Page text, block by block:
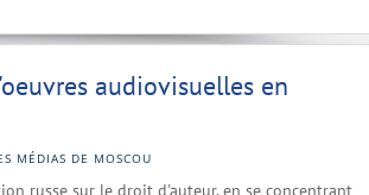
audiovisuelles en
MÉDIAS DE MOSCOU
russe sur le droit d'auteur, en se concentrant